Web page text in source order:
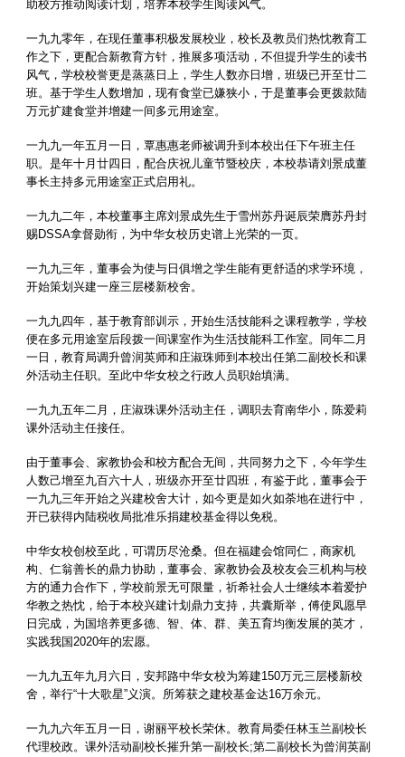
助校方推动阅读计划，培养本校学生阅读风气。
一九九零年，在现任董事积极发展校业，校长及教员们热忱教育工
作之下，更配合新教育方针，推展多项活动，不但提升学生的读书
风气，学校校誉更是蒸蒸日上，学生人数亦日增，班级已开至廿二
班。基于学生人数增加，现有食堂已嫌狭小，于是董事会更拨款陆
万元扩建食堂并增建一间多元用途室。
一九九一年五月一日，覃惠惠老师被调升到本校出任下午班主任
职。是年十月廿四日，配合庆祝儿童节暨校庆，本校恭请刘景成董
事长主持多元用途室正式启用礼。
一九九二年，本校董事主席刘景成先生于雪州苏丹诞辰荣膺苏丹封
赐DSSA拿督勋衔，为中华女校历史谱上光荣的一页。
一九九三年，董事会为使与日俱增之学生能有更舒适的求学环境，
开始策划兴建一座三层楼新校舍。
一九九四年，基于教育部训示，开始生活技能科之课程教学，学校
便在多元用途室后段拨一间课室作为生活技能科工作室。同年二月
一日，教育局调升曾润英师和庄淑珠师到本校出任第二副校长和课
外活动主任职。至此中华女校之行政人员职始填满。
一九九五年二月，庄淑珠课外活动主任，调职去育南华小，陈爱莉
课外活动主任接任。
由于董事会、家教协会和校方配合无间，共同努力之下，今年学生
人数己增至九百六十人，班级亦开至廿四班，有鉴于此，董事会于
一九九三年开始之兴建校舍大计，如今更是如火如荼地在进行中，
开已获得内陆税收局批准乐捐建校基金得以免税。
中华女校创校至此，可谓历尽沧桑。但在福建会馆同仁，商家机
构、仁翁善长的鼎力协助，董事会、家教协会及校友会三机构与校
方的通力合作下，学校前景无可限量，祈希社会人士继续本着爱护
华教之热忱，给于本校兴建计划鼎力支持，共囊斯举，傅使凤愿早
日完成，为国培养更多德、智、体、群、美五育均衡发展的英才，
实践我国2020年的宏愿。
一九九五年九月六日，安邦路中华女校为筹建150万元三层楼新校
舍，举行“十大歌星”义演。所筹获之建校基金达16万余元。
一九九六年五月一日，谢丽平校长荣休。教育局委任林玉兰副校长
代理校政。课外活动副校长摧升第一副校长;第二副校长为曾润英副